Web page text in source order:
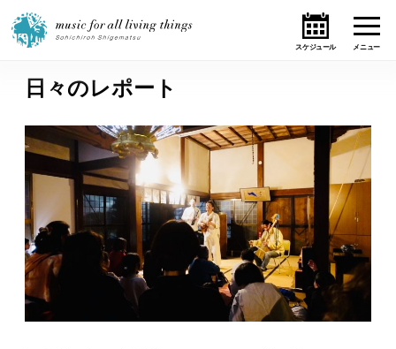
ホーム
ニュース
テーマ
ライブ・スケジュール
日々のレポート